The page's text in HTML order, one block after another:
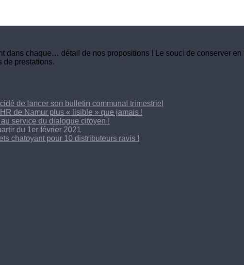
dans chaque… détail de nos propositions ! Le souci de conserver
de prestations.
de lancer son bulletin communal trimestriel
de Namur plus « lisible » que jamais !
au service du dialogue citoyen !
du 1er février 2021
chatoyant pour 10 distributeurs ravis !